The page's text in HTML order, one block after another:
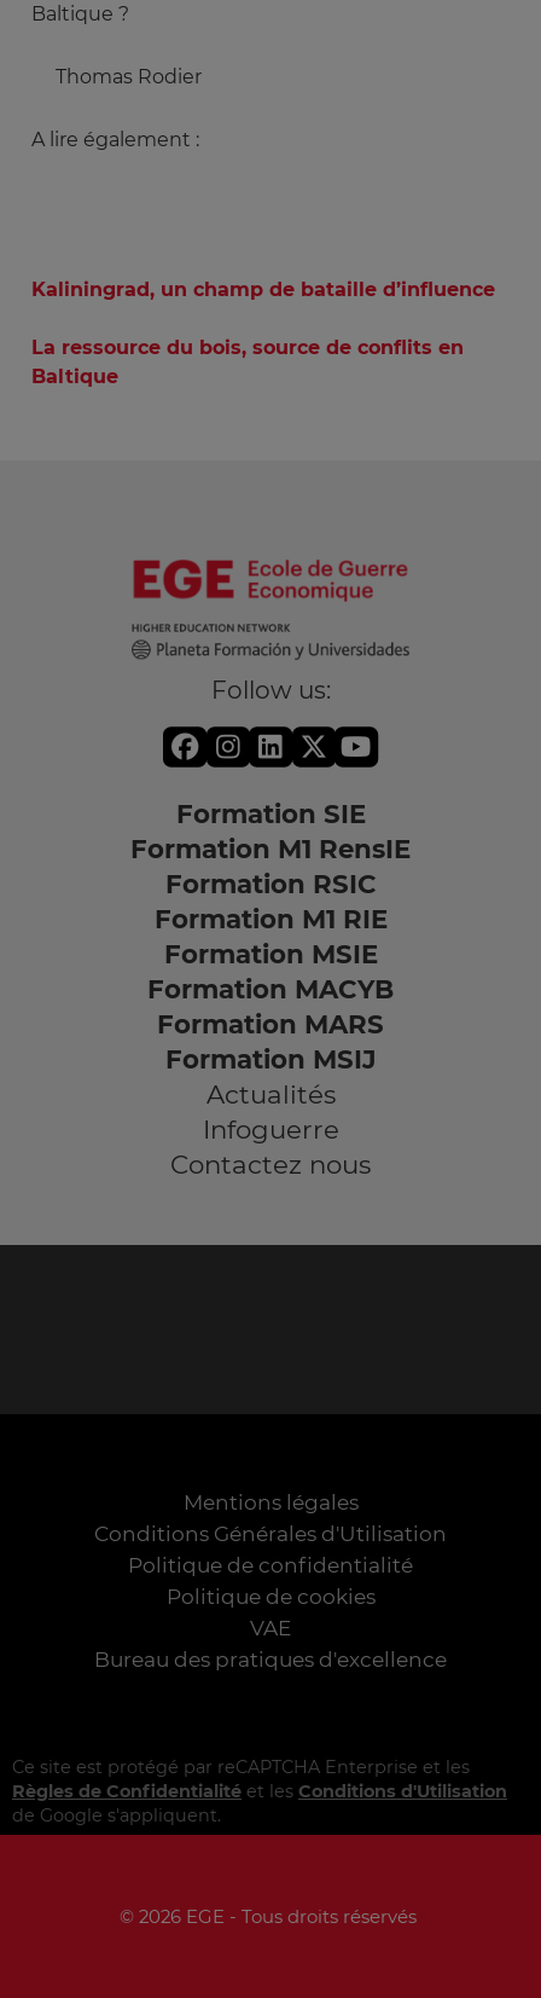
Baltique ?
Thomas Rodier
A lire également :
Kaliningrad, un champ de bataille d’influence
La ressource du bois, source de conflits en
Baltique
Follow us:
Formation SIE
Formation M1 RensIE
Formation RSIC
Formation M1 RIE
Formation MSIE
Formation MACYB
Formation MARS
Formation MSIJ
Actualités
Infoguerre
Contactez nous
Mentions légales
Conditions Générales d'Utilisation
Politique de confidentialité
Politique de cookies
VAE
Bureau des pratiques d'excellence
Ce site est protégé par reCAPTCHA Enterprise et les
Règles de Confidentialité et les Conditions d'Utilisation
de Google s'appliquent.
© 2026 EGE - Tous droits réservés